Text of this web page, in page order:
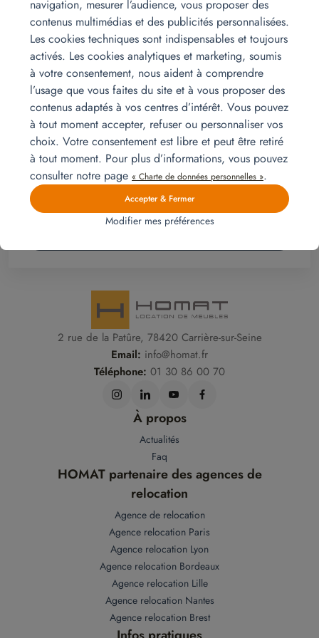
#relocation #move #expat #locationmeubles
#locationmobilier #furniturerental #homat
#mobilitéinternationale #internationalmobility
#globalmobility
Prenez contact
Homat, La location de meubles est
la solution
d’aménagement économique et flexible dans votre
2 rue de la Patûre, 78420 Carrière-sur-Seine
Email: info@homat.fr
Téléphone: 01 30 86 00 70
À propos
Actualités
Faq
HOMAT partenaire des agences de
relocation
Agence de relocation
Agence relocation Paris
Agence relocation Lyon
Agence relocation Bordeaux
Agence relocation Lille
Agence relocation Nantes
Agence relocation Brest
navigation, mesurer l’audience, vous proposer des
contenus multimédias et des publicités personnalisées.
Les cookies techniques sont indispensables et toujours
activés. Les cookies analytiques et marketing, soumis
à votre consentement, nous aident à comprendre
l’usage que vous faites du site et à vous proposer des
contenus adaptés à vos centres d’intérêt. Vous pouvez
à tout moment accepter, refuser ou personnaliser vos
choix. Votre consentement est libre et peut être retiré
à tout moment. Pour plus d’informations, vous pouvez
consulter notre page « Charte de données personnelles ».
Accepter & Fermer
Modifier mes préférences